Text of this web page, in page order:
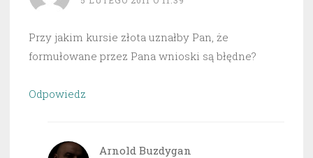
Przy jakim kursie złota uznałby Pan, że
formułowane przez Pana wnioski są błędne?
Odpowiedz
Arnold Buzdygan